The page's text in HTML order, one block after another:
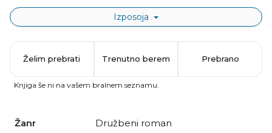
Izposoja
Žanr
družbeni roman
Želim prebrati Trenutno berem Prebrano
Knjiga še ni na vašem bralnem seznamu.